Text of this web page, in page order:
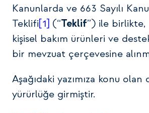
Kanunlarda ve 663 Sayılı
Teklifi[1] (“Teklif”) ile birlikte,
kişisel bakım ürünleri ve
bir mevzuat çerçevesine
Aşağıdaki yazımıza konu
yürürlüğe girmiştir.